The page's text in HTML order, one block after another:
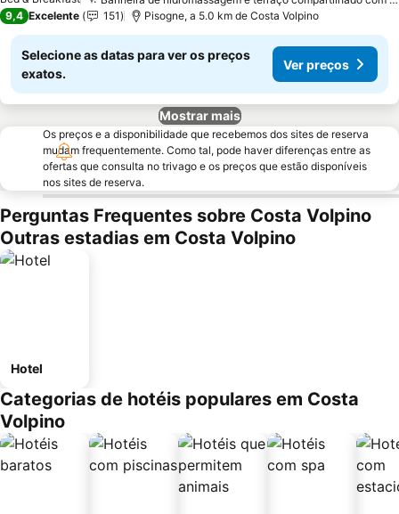
9,4 Excelente 151 Pisogne, a 5.0 km de Costa Volpino
Selecione as datas para ver os preços
exatos.
Ver preços
Mostrar mais
Os preços e a disponibilidade que recebemos dos sites de reserva
mudam frequentemente. Como tal, pode haver diferenças entre as
ofertas que consulta no trivago e os preços que estão disponíveis
nos sites de reserva.
Perguntas Frequentes sobre Costa Volpino
Outras estadias em Costa Volpino
Hotel
Categorias de hotéis populares em Costa
Volpino